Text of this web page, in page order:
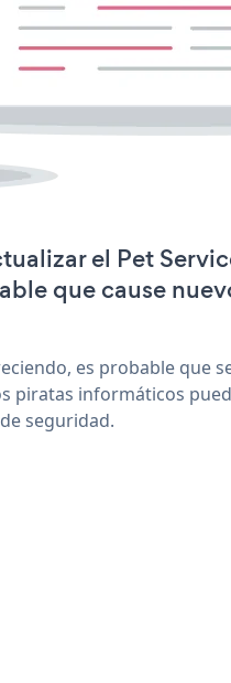
el Pet
que cause
es probable que
piratas informáticos
seguridad.